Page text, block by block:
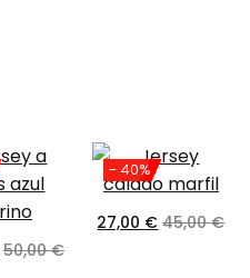
50,00€
- 40%
27,00 € 45,00€